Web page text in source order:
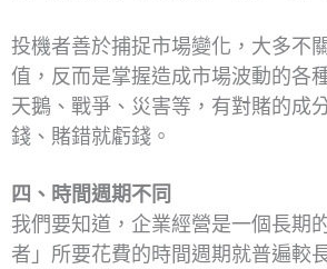
投機者善於捕捉市場變化，大多不
值，反而是掌握造成市場波動的各
天鵝、戰爭、災害等，有對賭的成
錢、賭錯就虧錢。
四、時間週期不同
我們要知道，企業經營是一個長期
者」所要花費的時間週期就普遍較